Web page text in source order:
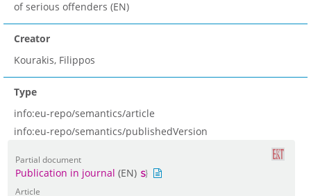
of serious offenders (EN)
Creator
Kourakis, Filippos
Type
info:eu-repo/semantics/article
info:eu-repo/semantics/publishedVersion
Partial document
Publication in journal (EN)
Article